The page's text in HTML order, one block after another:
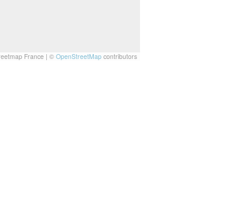
France | ©OpenStreetMapcontributors